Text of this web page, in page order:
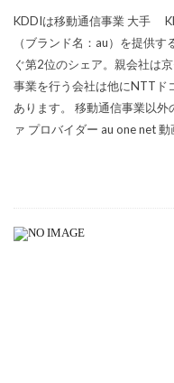
KDDIは移動通信事業 大手
（ブランド名：au）を提供
ぐ第2位のシェア。親会社は
事業を行う会社は他にNTTド
あります。 移動通信事業以
ァ プロバイダー au one net